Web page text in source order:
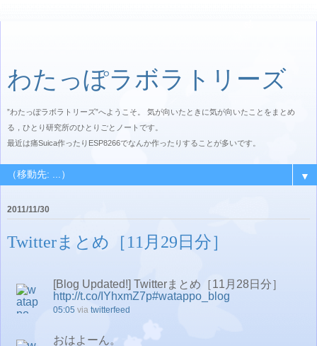
わたっぽラボラトリーズ
”わたっぽラボラトリーズ”へようこそ。 気が向いたときに気が向いたことをまとめ
る，ひとり研究所のひとりごとノートです。
最近は痛Suica作ったりESP8266でなんか作ったりすることが多いです。
▼
2011/11/30
Twitterまとめ［11月29日分］
[Blog Updated!] Twitterまとめ［11月28日分］
http://t.co/IYhxmZ7p#watappo_blog
05:05 via twitterfeed
おはよーん。